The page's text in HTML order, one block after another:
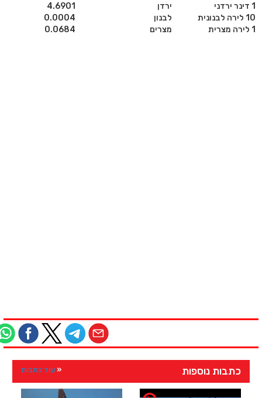
ירדן
4.6901
10 לירה לבנונית
לבנון
0.0004
מצרים 0.0684
כתבות נוספות עוד כתבות